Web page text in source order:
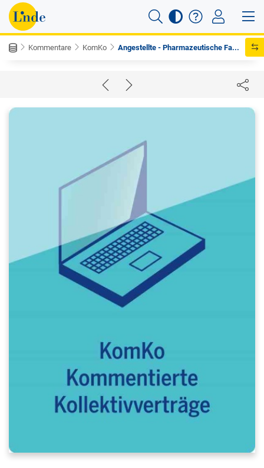
Kommentare KomKo Angestellte - Pharmazeutische Fa...